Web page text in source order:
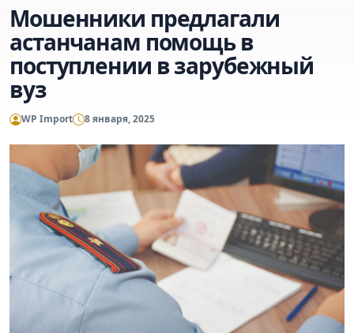
Мошенники предлагали
астанчанам помощь в
поступлении в зарубежный
вуз
WP Import 8 января, 2025